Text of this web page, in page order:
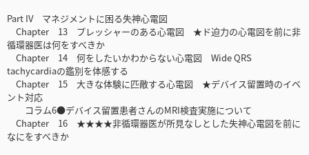
Part IV マネジメントに困る失神心電図
Chapter 13 プレッシャーのある心電図 ★ド迫力の心電図を前に非
循環器医は何をすべきか
Chapter 14 何をしたいかわからない心電図 Wide QRS
tachycardiaの鑑別を体感する
Chapter 15 大きな体験に匹敵する心電図 ★デバイス留置時のイベ
ント対応
コラム6●デバイス留置患者さんのMRI検査実施について
Chapter 16 ★★★★非循環器医が所見なしとした失神心電図を前に
なにをすべきか